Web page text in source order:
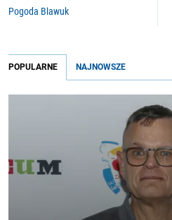
Pogoda Blawuk
POPULARNE NAJNOWSZE